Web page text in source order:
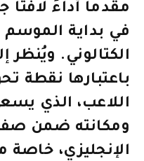
مقدماً أداءً لافتاً
في بداية الموسم
الكتالوني. ويُنظر
باعتبارها نقطة
اللاعب، الذي
ومكانته ضمن
الإنجليزي، خاصة